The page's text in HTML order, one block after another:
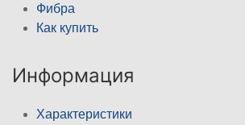
Фибра
Как купить
Информация
Характеристики